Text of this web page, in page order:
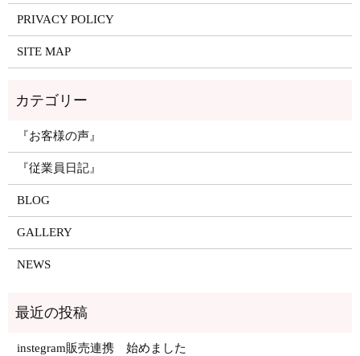
PRIVACY POLICY
SITE MAP
『お客様の声』
『従業員日記』
BLOG
GALLERY
NEWS
instegram販売連携 始めました